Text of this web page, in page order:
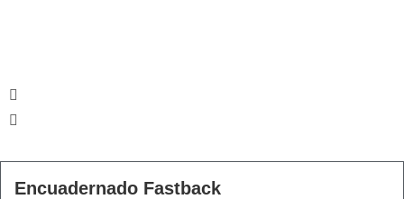
Encuadernado Fastback